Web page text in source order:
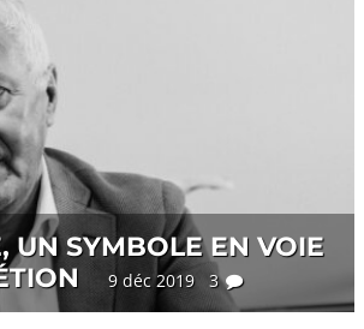
UN SYMBOLE EN VOIE
9 déc 2019 3